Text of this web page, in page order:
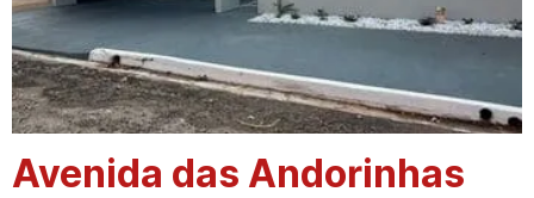
Avenida das Andorinhas